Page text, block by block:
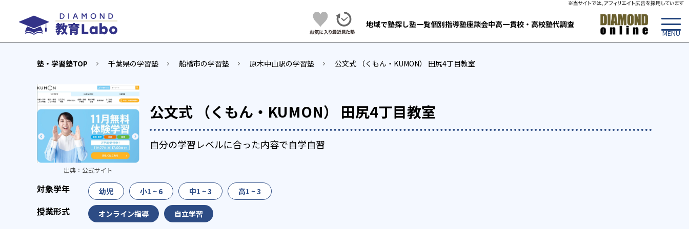
地域で塾探し塾一覧個別指導塾座談会中高一貫校・高校塾代調査
塾・学習塾TOP 千葉県の学習塾 船橋市の学習塾 原木中山駅の学習塾 公文式 （くもん・KUMON） 田尻4丁目教室
公文式 （くもん・KUMON） 田尻4丁目教室
自分の学習レベルに合った内容で自学自習
出典： 公式サイト
幼児 小1 ~ 6 中1 ~ 3 高1 ~ 3
オンライン指導 自立学習